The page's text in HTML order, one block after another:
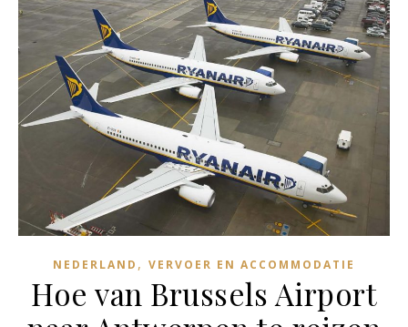
NEDERLAND , VERVOER EN ACCOMMODATIE
Hoe van Brussels Airport